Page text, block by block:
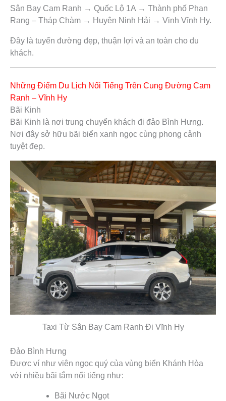
Sân Bay Cam Ranh → Quốc Lộ 1A → Thành phố Phan
Rang – Tháp Chàm → Huyện Ninh Hải → Vịnh Vĩnh Hy.
Đây là tuyến đường đẹp, thuận lợi và an toàn cho du
khách.
Những Điểm Du Lịch Nổi Tiếng Trên Cung Đường Cam
Ranh – Vĩnh Hy
Bãi Kinh
Bãi Kinh là nơi trung chuyển khách đi đảo Bình Hưng.
Nơi đây sở hữu bãi biển xanh ngọc cùng phong cảnh
tuyệt đẹp.
Taxi Từ Sân Bay Cam Ranh Đi Vĩnh Hy
Đảo Bình Hưng
Được ví như viên ngọc quý của vùng biển Khánh Hòa
với nhiều bãi tắm nổi tiếng như:
Bãi Nước Ngọt